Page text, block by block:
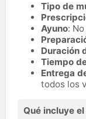
Tipo de
Ayuno:
Duración
Tiempo
Entrega
todos los
Qué incluye